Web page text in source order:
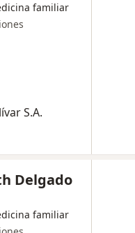
familiar
S.A.
Delgado
familiar